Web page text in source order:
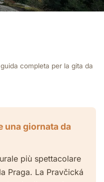
completa per la gita da
una giornata da
più spettacolare
Praga. La Pravčická